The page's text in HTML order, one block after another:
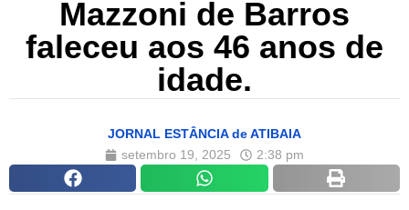
Mazzoni de Barros
faleceu aos 46 anos de
idade.
JORNAL ESTÂNCIA de ATIBAIA
setembro 19, 2025
2:38 pm